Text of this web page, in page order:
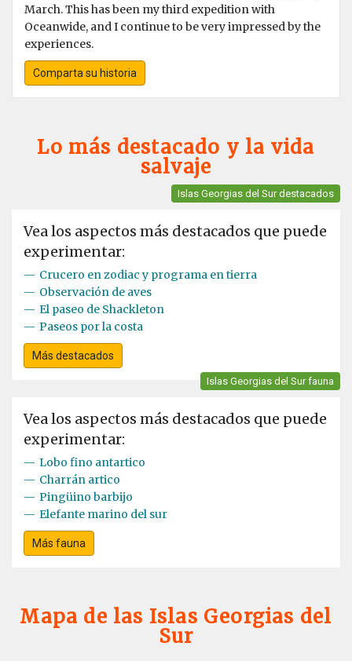
March. This has been my third expedition with
Oceanwide, and I continue to be very impressed by the
experiences.
Comparta su historia
Lo más destacado y la vida
salvaje
Islas Georgias del Sur destacados
Vea los aspectos más destacados que puede
experimentar:
— Crucero en zodiac y programa en tierra
— Observación de aves
— El paseo de Shackleton
— Paseos por la costa
Más destacados
Islas Georgias del Sur fauna
Vea los aspectos más destacados que puede
experimentar:
— Lobo fino antartico
— Charrán artico
— Pingüino barbijo
— Elefante marino del sur
Más fauna
Mapa de las Islas Georgias del
Sur